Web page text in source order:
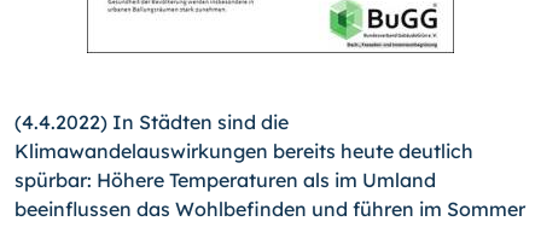
(4.4.2022) In Städten sind die
Klimawandelauswirkungen bereits heute deutlich
spürbar: Höhere Temperaturen als im Umland
beeinflussen das Wohlbefinden und führen im Sommer